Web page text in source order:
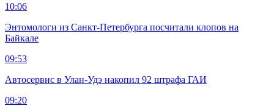
10:06
Энтомологи из Санкт-Петербурга посчитали клопов на
Байкале
09:53
Автосервис в Улан-Удэ накопил 92 штрафа ГАИ
09:20